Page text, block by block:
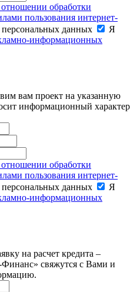
обработки
пользования интернет-
персональных данных
Я
информационных
вам проект на указанную
информационный характер
обработки
пользования интернет-
персональных данных
Я
информационных
на расчет кредита –
Финанс» свяжутся с Вами и